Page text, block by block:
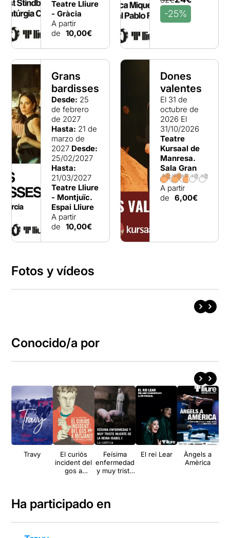
Teatre Lliure
- Gràcia
A partir
de 10,00€
-25%
Grans
bardisses
Desde: 25
de febrero
de 2027
Hasta: 21 de
marzo de
2027 Desde:
25/02/2027
Hasta:
21/03/2027
Teatre Lliure
- Montjuïc.
Espai Lliure
A partir
de 10,00€
Dones
valentes
El 31 de
octubre de
2026 El
31/10/2026
Teatre
Kursaal de
Manresa.
Sala Gran
A partir
de 6,00€
Fotos y vídeos
Conocido/a por
Travy
El curiós
incident del
gos a
Feísima
enfermedad
y muy triste
El rei Lear
Àngels a
Amèrica
Ha participado en